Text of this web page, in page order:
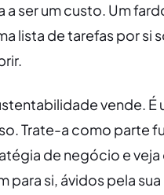
a ser um custo. Um
lista de tarefas por si
vende. É
Trate-a como parte
de negócio e
para si, ávidos pela